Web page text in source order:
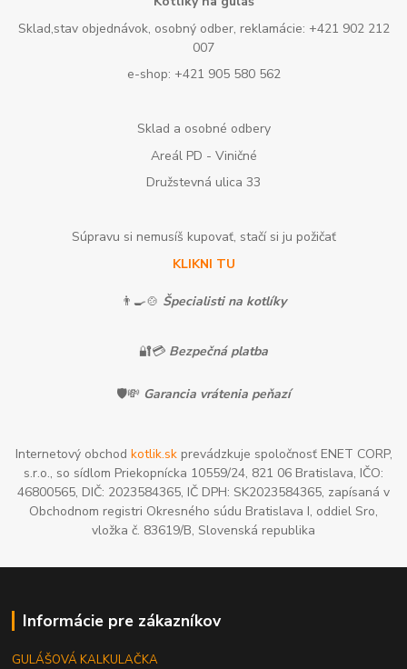
Sklad,stav objednávok, osobný odber, reklamácie: +421 902 212
007
e-shop: +421 905 580 562
Sklad a osobné odbery
Areál PD - Viničné
Družstevná ulica 33
Súpravu si nemusíš kupovať, stačí si ju požičať
KLIKNI TU
👨‍🍳🍲 Špecialisti na kotlíky
🔐💳 Bezpečná platba
🛡️💸 Garancia vrátenia peňazí
Internetový obchod kotlik.skprevádzkuje spoločnosť ENET CORP,
s.r.o., so sídlom Priekopnícka 10559/24, 821 06 Bratislava, IČO:
46800565, DIČ: 2023584365, IČ DPH: SK2023584365, zapísaná v
Obchodnom registri Okresného súdu Bratislava I, oddiel Sro,
vložka č. 83619/B, Slovenská republika
Informácie pre zákazníkov
GULÁŠOVÁ KALKULAČKA